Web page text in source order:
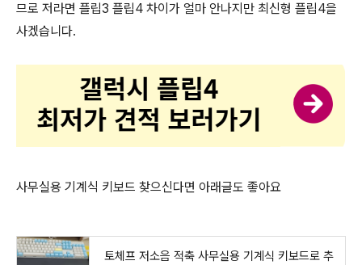
므로 저라면 플립3 플립4 차이가 얼마 안나지만 최신형 플립4을
사겠습니다.
사무실용 기계식 키보드 찾으신다면 아래글도 좋아요
토체프 저소음 적축 사무실용 기계식 키보드로 추